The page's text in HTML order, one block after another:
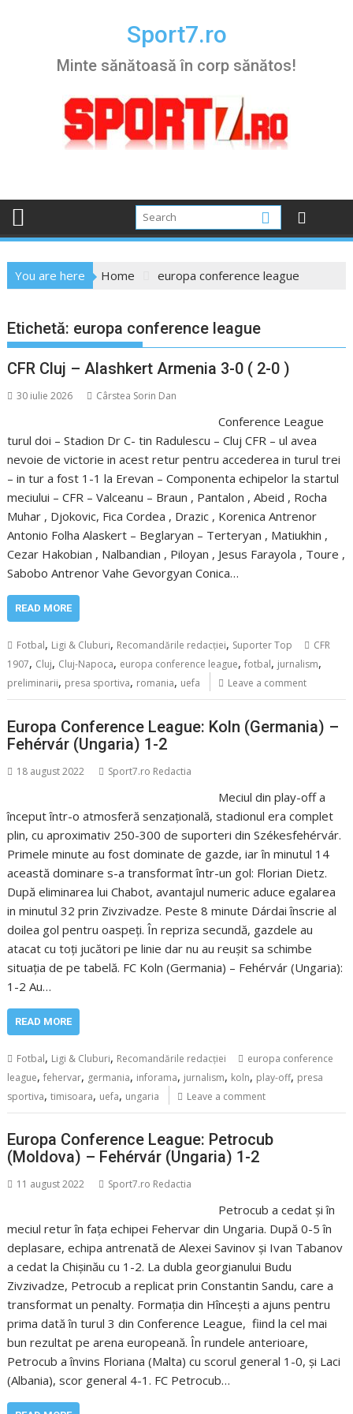
Sport7.ro
Minte sănătoasă în corp sănătos!
You are here Home europa conference league
Etichetă: europa conference league
CFR Cluj – Alashkert Armenia 3-0 ( 2-0 )
30 iulie 2026 Cârstea Sorin Dan
Conference League
turul doi – Stadion Dr C- tin Radulescu – Cluj CFR – ul avea
nevoie de victorie in acest retur pentru accederea in turul trei
– in tur a fost 1-1 la Erevan – Componenta echipelor la startul
meciului – CFR – Valceanu – Braun , Pantalon , Abeid , Rocha
Muhar , Djokovic, Fica Cordea , Drazic , Korenica Antrenor
Antonio Folha Alaskert – Beglaryan – Terteryan , Matiukhin ,
Cezar Hakobian , Nalbandian , Piloyan , Jesus Farayola , Toure ,
Sabobo Antrenor Vahe Gevorgyan Conica…
READ MORE
Fotbal, Ligi & Cluburi, Recomandările redacției, Suporter Top
CFR
1907, Cluj, Cluj-Napoca, europa conference league,fotbal, jurnalism,
preliminarii, presa sportiva, romania, uefa Leave a comment
Europa Conference League: Koln (Germania) –
Fehérvár (Ungaria) 1-2
18 august 2022 Sport7.ro Redactia
Meciul din play-off a
început într-o atmosferă senzațională, stadionul era complet
plin, cu aproximativ 250-300 de suporteri din Székesfehérvár.
Primele minute au fost dominate de gazde, iar în minutul 14
această dominare s-a transformat într-un gol: Florian Dietz.
După eliminarea lui Chabot, avantajul numeric aduce egalarea
in minutul 32 prin Zivzivadze. Peste 8 minute Dárdai înscrie al
doilea gol pentru oaspeți. În repriza secundă, gazdele au
atacat cu toți jucători pe linie dar nu au reușit sa schimbe
situația de pe tabelă. FC Koln (Germania) – Fehérvár (Ungaria):
1-2 Au…
READ MORE
Fotbal, Ligi & Cluburi, Recomandările redacției
europa conference
league,fehervar, germania, inforama, jurnalism, koln, play-off, presa
sportiva,timisoara, uefa, ungaria Leave a comment
Europa Conference League: Petrocub
(Moldova) – Fehérvár (Ungaria) 1-2
11 august 2022 Sport7.ro Redactia
Petrocub a cedat și în
meciul retur în fața echipei Fehervar din Ungaria. După 0-5 în
deplasare, echipa antrenată de Alexei Savinov și Ivan Tabanov
a cedat la Chișinău cu 1-2. La dubla georgianului Budu
Zivzivadze, Petrocub a replicat prin Constantin Sandu, care a
transformat un penalty. Formația din Hîncești a ajuns pentru
prima dată în turul 3 din Conference League, fiind la cel mai
bun rezultat pe arena europeană. În rundele anterioare,
Petrocub a învins Floriana (Malta) cu scorul general 1-0, și Laci
(Albania), scor general 4-1. FC Petrocub…